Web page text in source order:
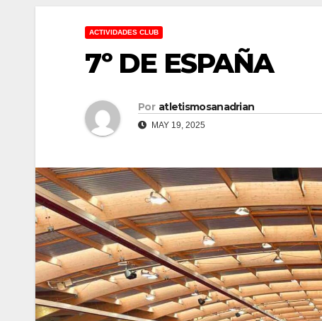
ACTIVIDADES CLUB
7º DE ESPAÑA
Por atletismosanadrian
MAY 19, 2025